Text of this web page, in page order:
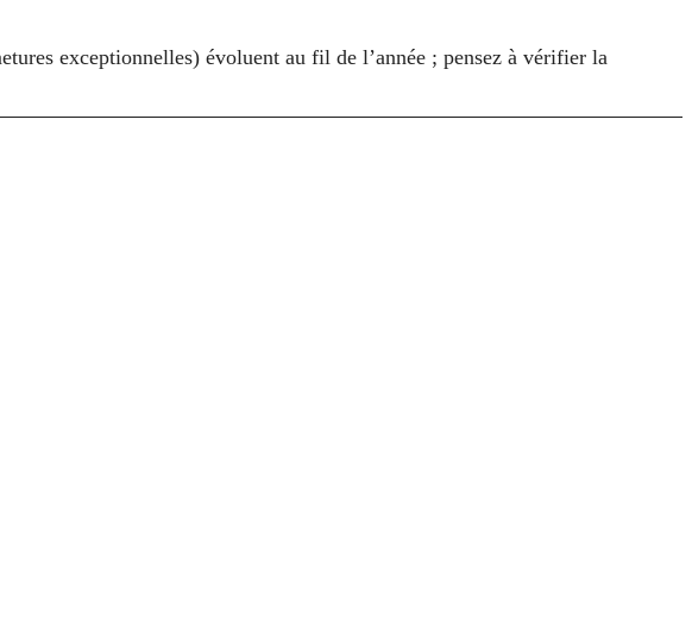
exceptionnelles) évoluent au fil de l’année ; pensez à vérifier la